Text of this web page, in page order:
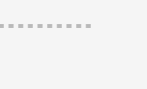
＝＝＝＝＝＝＝＝＝